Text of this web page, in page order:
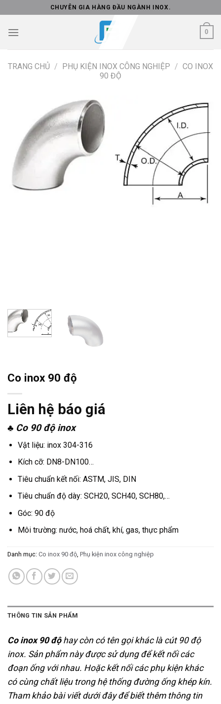
to
content
CHUYÊN GIA HÀNG ĐẦU NGÀNH INOX.
0
TRANG CHỦ / PHỤ KIỆN INOX CÔNG NGHIỆP / CO INOX
90 ĐỘ
Co inox 90 độ
Liên hệ báo giá
♣ Co 90 độ inox
Vật liệu: inox 304-316
Kích cỡ: DN8-DN100…
Tiêu chuẩn kết nối: ASTM, JIS, DIN
Tiêu chuẩn độ dày: SCH20, SCH40, SCH80,…
Góc: 90 độ
Môi trường: nước, hoá chất, khí, gas, thực phẩm
Danh mục: Co inox 90 độ, Phụ kiện inox công nghiệp
THÔNG TIN SẢN PHẨM
Co inox 90 độhay còn có tên gọi khác là cút 90 độ
inox. Sản phẩm này được sử dụng để kết nối các
đoạn ống với nhau. Hoặc kết nối các phụ kiện khác
có cùng chất liệu trong hệ thống đường ống khép kín.
Tham khảo bài viết dưới đây để biết thêm thông tin